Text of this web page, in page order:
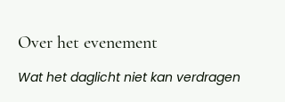
Over het evenement
Wat het daglicht niet kan verdragen